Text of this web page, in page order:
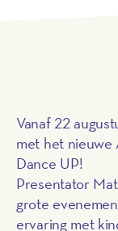
Vanaf 22
met het nieuwe
Dance UP!
Presentator
grote
ervaring met